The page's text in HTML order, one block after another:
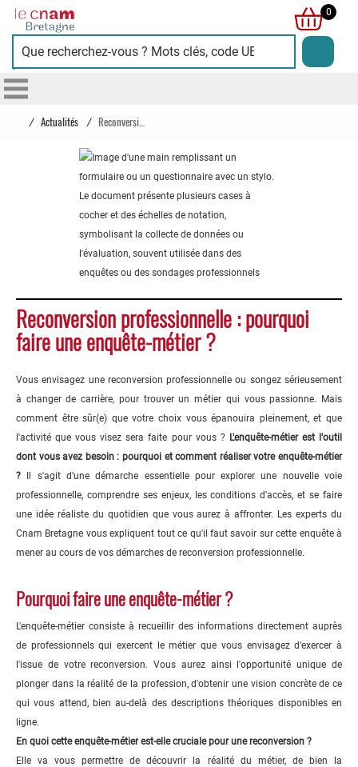
Cnam
Bretagne
0
/ Actualités /
Reconversion professionnelle : pourquoi
faire une enquête-métier ?
Vous envisagez une reconversion professionnelle ou songez sérieusement
à changer de carrière, pour trouver un métier qui vous passionne. Mais
comment être sûr(e) que votre choix vous épanouira pleinement, et que
l'activité que vous visez sera faite pour vous ? L'enquête-métier est l'outil
dont vous avez besoin : pourquoi et comment réaliser votre enquête-métier
? Il s'agit d'une démarche essentielle pour explorer une nouvelle voie
professionnelle, comprendre ses enjeux, les conditions d'accès, et se faire
une idée réaliste du quotidien que vous aurez à affronter. Les experts du
Cnam Bretagne vous expliquent tout ce qu'il faut savoir sur cette enquête à
mener au cours de vos démarches de reconversion professionnelle.
Pourquoi faire une enquête-métier ?
L'enquête-métier consiste à recueillir des informations directement auprès
de professionnels qui exercent le métier que vous envisagez d'exercer à
l'issue de votre reconversion. Vous aurez ainsi l'opportunité unique de
plonger dans la réalité de la profession, d'obtenir une vision concrète de ce
qui vous attend, bien au-delà des descriptions théoriques disponibles en
ligne.
En quoi cette enquête-métier est-elle cruciale pour une reconversion ?
Elle va vous permettre de découvrir la réalité du métier, de bien la